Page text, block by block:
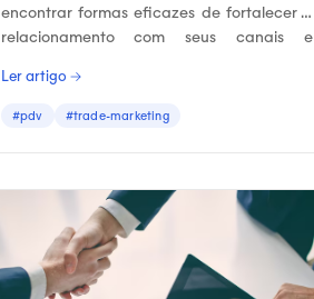
encontrar formas eficazes de fortalecer o
relacionamento com seus canais e
Ler artigo →
#pdv #trade-marketing